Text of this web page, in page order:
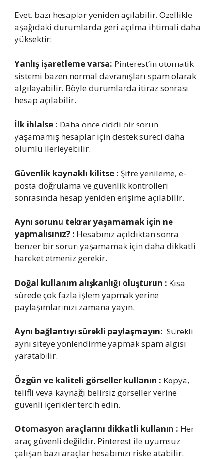
Evet, bazı hesaplar yeniden açılabilir. Özellikle
aşağıdaki durumlarda geri açılma ihtimali daha
yüksektir:
Yanlış işaretleme varsa: Pinterest’in otomatik
sistemi bazen normal davranışları spam olarak
algılayabilir. Böyle durumlarda itiraz sonrası
hesap açılabilir.
İlk ihlalse : Daha önce ciddi bir sorun
yaşamamış hesaplar için destek süreci daha
olumlu ilerleyebilir.
Güvenlik kaynaklı kilitse : Şifre yenileme, e-
posta doğrulama ve güvenlik kontrolleri
sonrasında hesap yeniden erişime açılabilir.
Aynı sorunu tekrar yaşamamak için ne
yapmalısınız? : Hesabınız açıldıktan sonra
benzer bir sorun yaşamamak için daha dikkatli
hareket etmeniz gerekir.
Doğal kullanım alışkanlığı oluşturun : Kısa
sürede çok fazla işlem yapmak yerine
paylaşımlarınızı zamana yayın.
Aynı bağlantıyı sürekli paylaşmayın: Sürekli
aynı siteye yönlendirme yapmak spam algısı
yaratabilir.
Özgün ve kaliteli görseller kullanın : Kopya,
telifli veya kaynağı belirsiz görseller yerine
güvenli içerikler tercih edin.
Otomasyon araçlarını dikkatli kullanın : Her
araç güvenli değildir. Pinterest ile uyumsuz
çalışan bazı araçlar hesabınızı riske atabilir.